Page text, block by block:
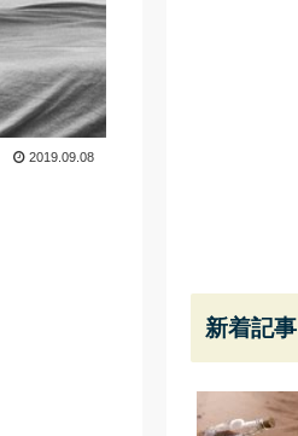
2019.09.08
新着記事